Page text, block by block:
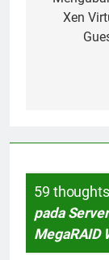
Xen
59
pada